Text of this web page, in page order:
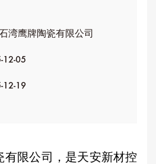
湾鹰牌陶瓷有限公司
12-05
12-19
有限公司，是天安新材控